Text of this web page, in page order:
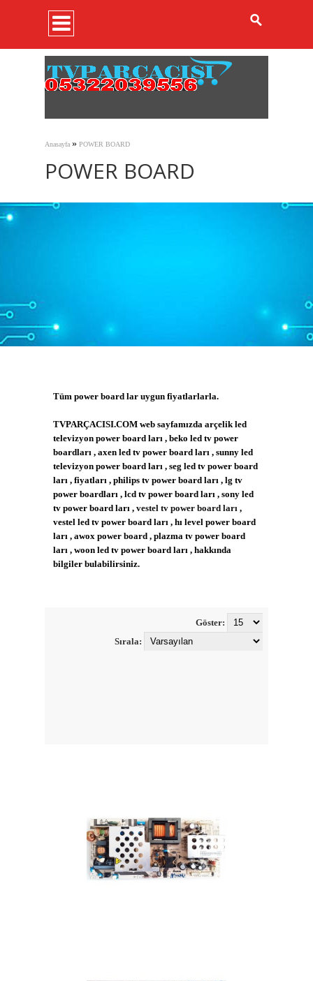
Anasayfa » POWER BOARD
POWER BOARD
Tüm power board lar uygun fiyatlarlarla.
TVPARÇACISI.COM web sayfamızda arçelik led
televizyon power board ları , beko led tv power
boardları , axen led tv power board ları , sunny led
televizyon power board ları , seg led tv power board
ları , fiyatları , philips tv power board ları , lg tv
power boardları , lcd tv power board ları , sony led
tv power board ları , vestel tv power board ları ,
vestel led tv power board ları , hı level power board
ları , awox power board , plazma tv power board
ları , woon led tv power board ları , hakkında
bilgiler bulabilirsiniz.
Göster:
Sırala: